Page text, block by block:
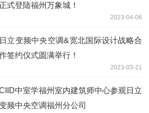
正式登陆福州万象城！
2023-04-06
日立变频中央空调&宽北国际设计战略合
签约仪式圆满举行！
2023-03-21
中室学福州室内建筑师中心参观日立
频中央空调福州分公司